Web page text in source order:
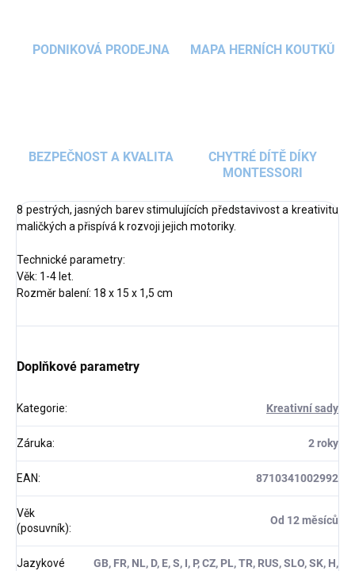
PODNIKOVÁ PRODEJNA MAPA HERNÍCH KOUTKŮ
BEZPEČNOST A KVALITA
CHYTRÉ DÍTĚ DÍKY
MONTESSORI
8 pestrých, jasných barev stimulujících představivost a kreativitu
maličkých a přispívá k rozvoji jejich motoriky.
Technické parametry:
Věk: 1-4 let.
Rozměr balení: 18 x 15 x 1,5 cm
Doplňkové parametry
Kategorie: Kreativní sady
Záruka: 2 roky
EAN: 8710341002992
Věk
(posuvník):
Od 12 měsíců
Jazykové
GB, FR, NL, D, E, S, I, P, CZ, PL, TR, RUS, SLO, SK, H,